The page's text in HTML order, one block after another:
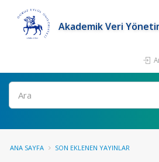
Akademik Veri
Ara
ANA SAYFA SON EKLENEN YAYINLAR